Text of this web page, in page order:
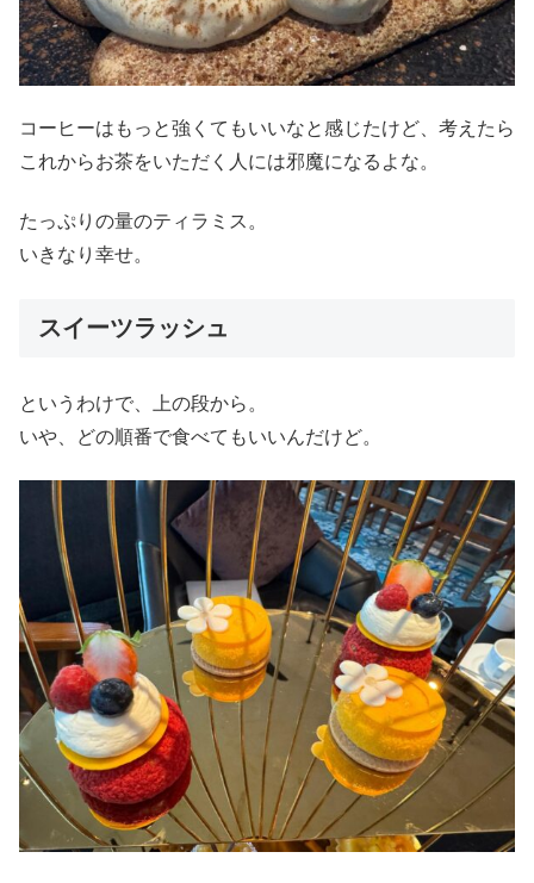
コーヒーはもっと強くてもいいなと感じたけど、考えたら
これからお茶をいただく人には邪魔になるよな。
たっぷりの量のティラミス。
いきなり幸せ。
スイーツラッシュ
というわけで、上の段から。
いや、どの順番で食べてもいいんだけど。